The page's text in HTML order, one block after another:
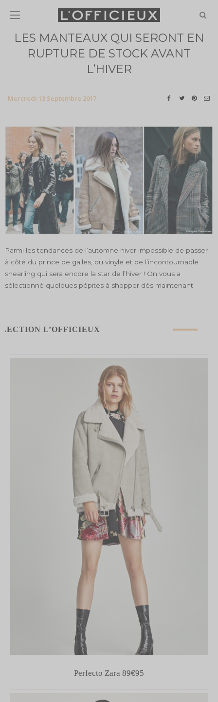
LES MANTEAUX QUI SERONT EN
RUPTURE DE STOCK AVANT
L’HIVER
Mercredi 13 Septembre 2017
Parmi les tendances de l’automne hiver impossible de passer
à côté du prince de galles, du vinyle et de l’incontournable
shearling qui sera encore la star de l’hiver ! On vous a
sélectionné quelques pépites à shopper dès maintenant
L’OFFICIEUX
Perfecto Zara 89€95